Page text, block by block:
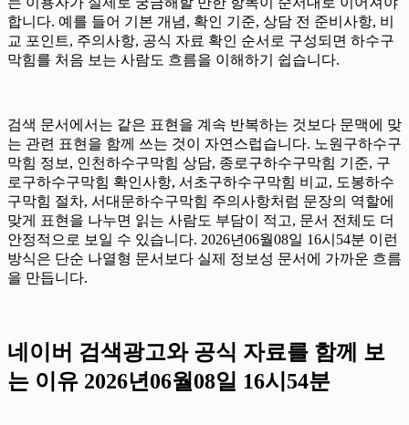
합니다. 예를 들어 기본 개념, 확인 기준, 상담 전 준비사항, 비
교 포인트, 주의사항, 공식 자료 확인 순서로 구성되면 하수구
막힘를 처음 보는 사람도 흐름을 이해하기 쉽습니다.
검색 문서에서는 같은 표현을 계속 반복하는 것보다 문맥에 맞
는 관련 표현을 함께 쓰는 것이 자연스럽습니다. 노원구하수구
막힘 정보, 인천하수구막힘 상담, 종로구하수구막힘 기준, 구
로구하수구막힘 확인사항, 서초구하수구막힘 비교, 도봉하수
구막힘 절차, 서대문하수구막힘 주의사항처럼 문장의 역할에
맞게 표현을 나누면 읽는 사람도 부담이 적고, 문서 전체도 더
안정적으로 보일 수 있습니다. 2026년06월08일 16시54분 이런
방식은 단순 나열형 문서보다 실제 정보성 문서에 가까운 흐름
을 만듭니다.
네이버 검색광고와 공식 자료를 함께 보
는 이유 2026년06월08일 16시54분